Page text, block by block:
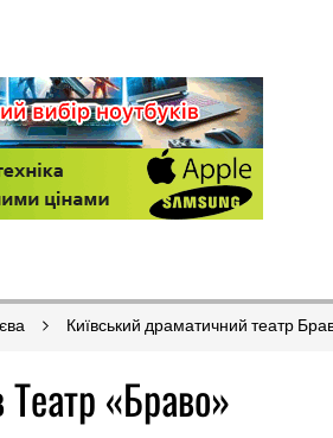
Київський драматичний театр
Театр «Браво»